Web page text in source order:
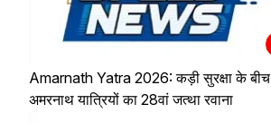
Amarnath Yatra 2026: कड़ी सुरक्षा के बीच
अमरनाथ यात्रियों का 28वां जत्था रवाना